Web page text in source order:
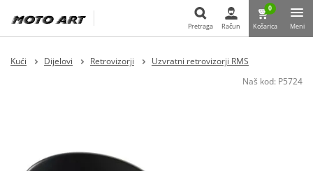
Pretraga Račun
0
Košarica Meni
Kući Dijelovi Retrovizorji
Uzvratni retrovizorji RMS
Naš kod: P5724